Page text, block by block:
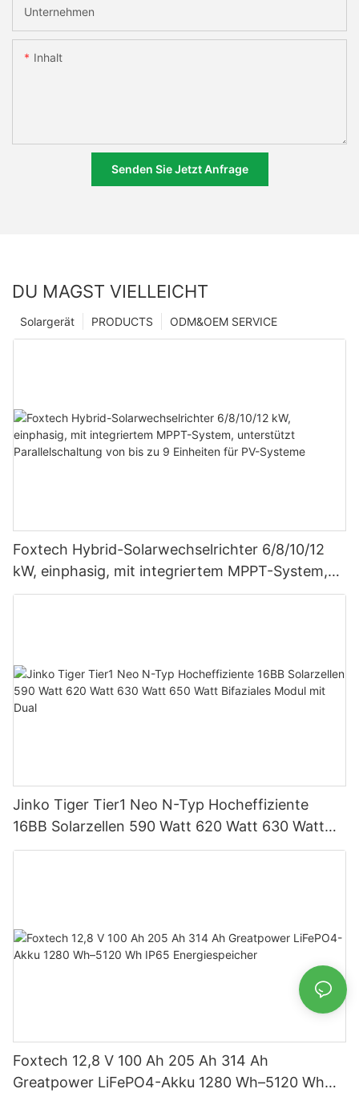
Unternehmen
Inhalt
Senden Sie Jetzt Anfrage
DU MAGST VIELLEICHT
ODM&OEM SERVICE
PRODUCTS
Solargerät
Foxtech Hybrid-Solarwechselrichter 6/8/10/12
kW, einphasig, mit integriertem MPPT-System,
unterstützt Parallelschaltung von bis zu 9
Jinko Tiger Tier1 Neo N-Typ Hocheffiziente
16BB Solarzellen 590 Watt 620 Watt 630 Watt
650 Watt Bifaziales Modul mit Dual
Foxtech 12,8 V 100 Ah 205 Ah 314 Ah
Greatpower LiFePO4-Akku 1280 Wh–5120 Wh